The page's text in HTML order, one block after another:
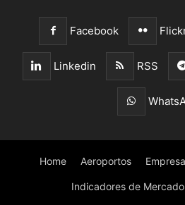
Facebook
Linkedin RSS
Home Aeroportos
Indicadores de Mercado